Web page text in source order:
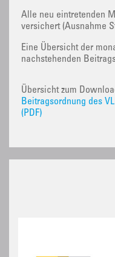
Alle neu eintretenden
versichert (Ausnahme
Eine Übersicht der
nachstehenden
Übersicht zum
Beitragsordnung des
(PDF)